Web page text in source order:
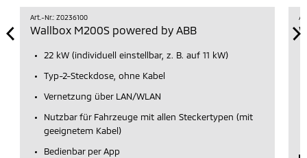
Art.-Nr.: Z0236100
Wallbox M200S powered by ABB
22 kW (individuell einstellbar, z. B. auf 11 kW)
Typ-2-Steckdose, ohne Kabel
Vernetzung über LAN/WLAN
Nutzbar für Fahrzeuge mit allen Steckertypen (mit
geeignetem Kabel)
Bedienbar per App